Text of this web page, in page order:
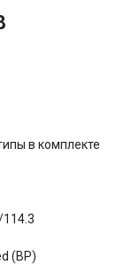
в комплекте
114.3
(BP)